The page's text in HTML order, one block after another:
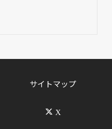
サイトマップ
X